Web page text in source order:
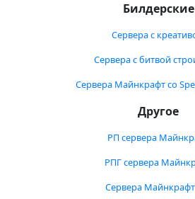
Билдерские
Сервера с
Сервера с битвой
Сервера Майнкрафт со
Другое
РП сервера
РПГ сервера
Сервера